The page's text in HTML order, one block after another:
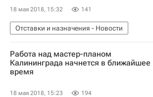
18 мая 2018, 15:32 141
Отставки и назначения - Новости
Новости - Недвижимость
Михаил Мень
Россия
Работа над мастер-планом
Калининграда начнется в ближайшее
время
18 мая 2018, 15:23 194